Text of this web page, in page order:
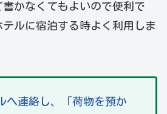
なくてもよいので便利で
ルに宿泊する時よく利用しま
へ連絡し、「荷物を預か